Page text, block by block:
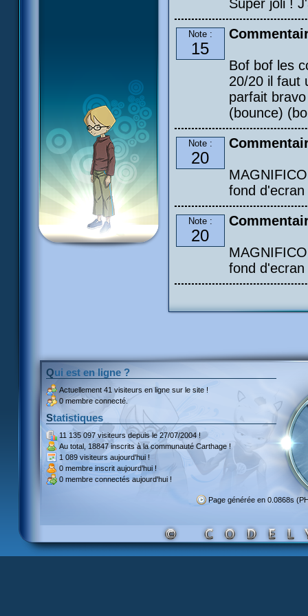
Super joli !
Note :
15
Bof bof les
20/20 il faut
parfait
(bounce)
Note :
20
fond
Note :
20
fond
Qui est en ligne ?
Actuellement 41 visiteurs en ligne sur le site !
0 membre connecté.
Statistiques
11 135 097 visiteursdepuis le 27/07/2004 !
Au total, 18847 inscritsà la communauté Carthage !
1 089 visiteurs aujourd'hui !
0 membre inscrit aujourd'hui !
0 membre connectés aujourd'hui !
Page générée en 0.0868s